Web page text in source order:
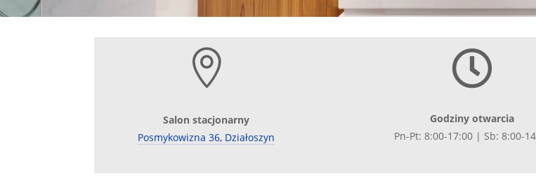

Salon stacjonarny
Posmykowizna 36, Działoszyn

Godziny otwarcia
Pn-Pt: 8:00-17:00 | Sb: 8:00-